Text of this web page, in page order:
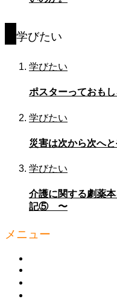
学びたい
学びたい
ポスターっておもし
学びたい
災害は次から次へ
学びたい
介護に関する劇薬
記⑤ 〜
メニュー